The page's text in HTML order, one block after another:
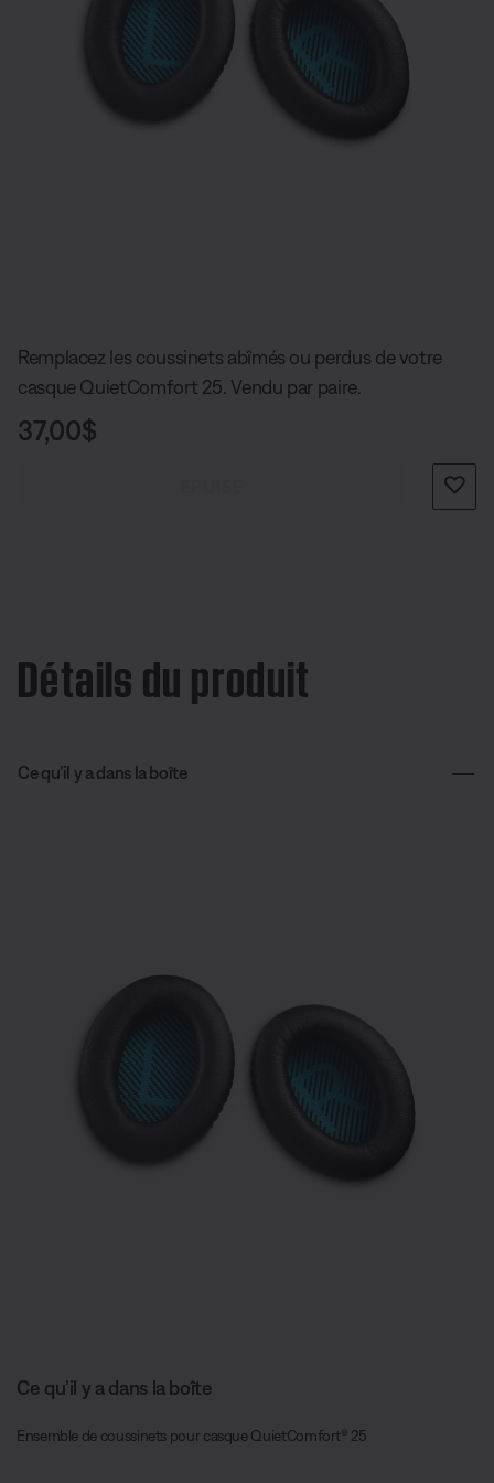
Remplacez les coussinets abîmés ou perdus de votre
casque QuietComfort 25. Vendu par paire.
Prix :
37,00$
Détails du produit
Ce qu’il y a dans la boîte
Ce qu’il y a dans la boîte
Ensemble de coussinets pour casque QuietComfort® 25